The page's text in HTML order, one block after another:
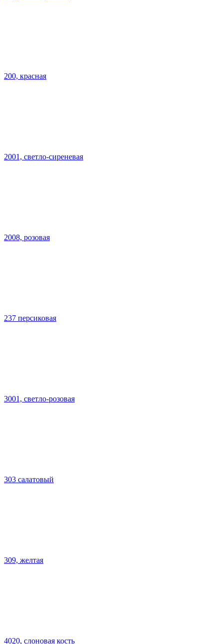
200, красная
2001, светло-сиреневая
2008, розовая
237 персиковая
3001, светло-розовая
303 салатовый
309, желтая
4020, слоновая кость